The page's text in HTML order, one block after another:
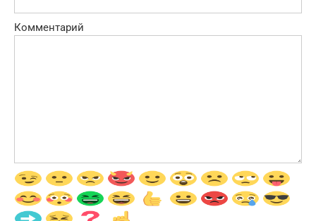
Комментарий